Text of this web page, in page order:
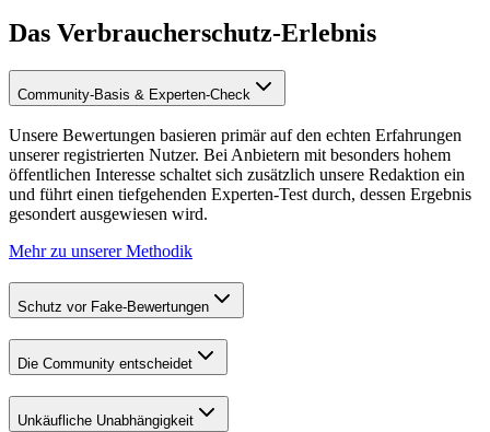
Das Verbraucherschutz-Erlebnis
Community-Basis & Experten-Check
Unsere Bewertungen basieren primär auf den echten Erfahrungen
unserer registrierten Nutzer. Bei Anbietern mit besonders hohem
öffentlichen Interesse schaltet sich zusätzlich unsere Redaktion ein
und führt einen tiefgehenden Experten-Test durch, dessen Ergebnis
gesondert ausgewiesen wird.
Mehr zu unserer Methodik
Schutz vor Fake-Bewertungen
Die Community entscheidet
Unkäufliche Unabhängigkeit